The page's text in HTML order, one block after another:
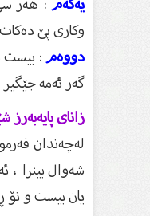
وکاری پێ
دووەم: بیست
گەر ئەمە
زاناى
لەچەندان
شەوال بینرا ،
یان بیست و نۆ